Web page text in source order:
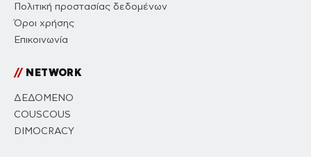
Πολιτική προστασίας δεδομένων
Όροι χρήσης
Επικοινωνία
//NETWORK
ΔΕΔΟΜΕΝΟ
COUSCOUS
DIMOCRACY